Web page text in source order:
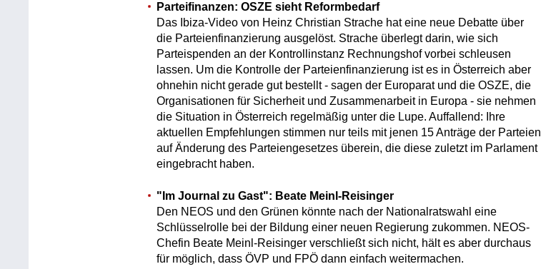
Parteifinanzen: OSZE sieht Reformbedarf
Das Ibiza-Video von Heinz Christian Strache hat eine neue Debatte über
die Parteienfinanzierung ausgelöst. Strache überlegt darin, wie sich
Parteispenden an der Kontrollinstanz Rechnungshof vorbei schleusen
lassen. Um die Kontrolle der Parteienfinanzierung ist es in Österreich aber
ohnehin nicht gerade gut bestellt - sagen der Europarat und die OSZE, die
Organisationen für Sicherheit und Zusammenarbeit in Europa - sie nehmen
die Situation in Österreich regelmäßig unter die Lupe. Auffallend: Ihre
aktuellen Empfehlungen stimmen nur teils mit jenen 15 Anträge der Parteien
auf Änderung des Parteiengesetzes überein, die diese zuletzt im Parlament
eingebracht haben.
"Im Journal zu Gast": Beate Meinl-Reisinger
Den NEOS und den Grünen könnte nach der Nationalratswahl eine
Schlüsselrolle bei der Bildung einer neuen Regierung zukommen. NEOS-
Chefin Beate Meinl-Reisinger verschließt sich nicht, hält es aber durchaus
für möglich, dass ÖVP und FPÖ dann einfach weitermachen.